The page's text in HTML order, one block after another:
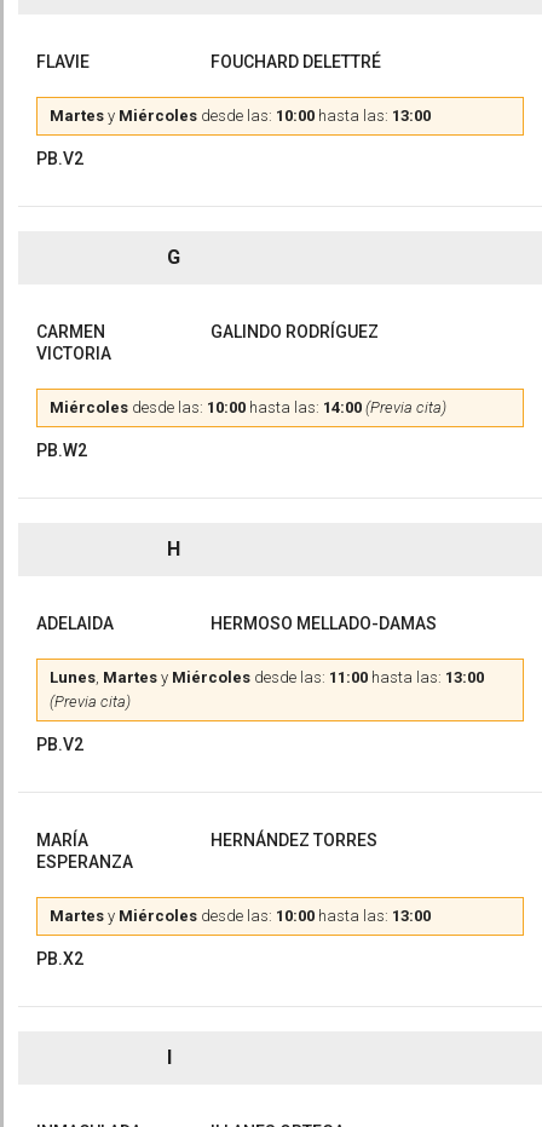
FLAVIE FOUCHARD DELETTRÉ
Martes y Miércoles desde las: 10:00 hasta las: 13:00
PB.V2
G
CARMEN
VICTORIA
GALINDO RODRÍGUEZ
Miércoles desde las: 10:00 hasta las: 14:00 (Previa cita)
PB.W2
H
ADELAIDA HERMOSO MELLADO-DAMAS
Lunes, Martes y Miércoles desde las: 11:00 hasta las: 13:00
(Previa cita)
PB.V2
MARÍA
ESPERANZA
HERNÁNDEZ TORRES
Martes y Miércoles desde las: 10:00 hasta las: 13:00
PB.X2
I